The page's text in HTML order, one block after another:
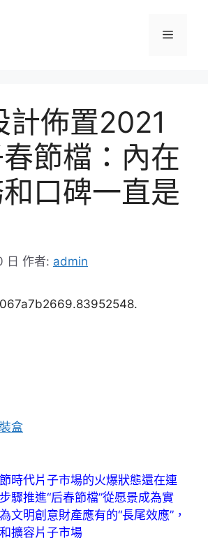
選
計佈置2021
節檔：內在
口碑一直是
日 作者: admin
盒
代片子市場的火爆狀態還在連
驟推進“后春節檔”從愿景成為實
文明創意財產應有的“長尾效應”，
擴容片子市場